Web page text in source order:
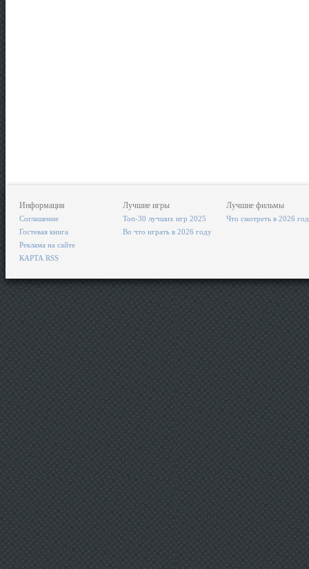
Информация
Соглашение
Гостевая книга
Реклама на сайте
КАРТА RSS
Лучшие игры
Топ-30 лучших игр 2025
Во что играть в 2026 году
Лучшие фильмы
Что смотреть в 2026